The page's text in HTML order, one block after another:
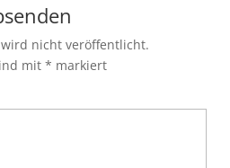
nicht veröffentlicht.
mit * markiert